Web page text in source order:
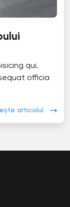
qui.
officia
articolul